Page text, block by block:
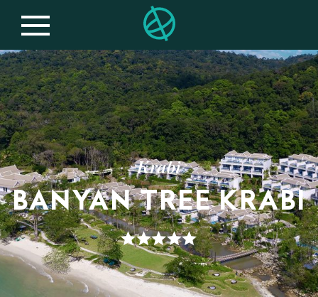
Krabi
BANYAN TREE KRABI